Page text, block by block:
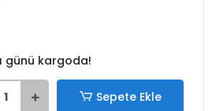
günü kargoda!
Sepete Ekle